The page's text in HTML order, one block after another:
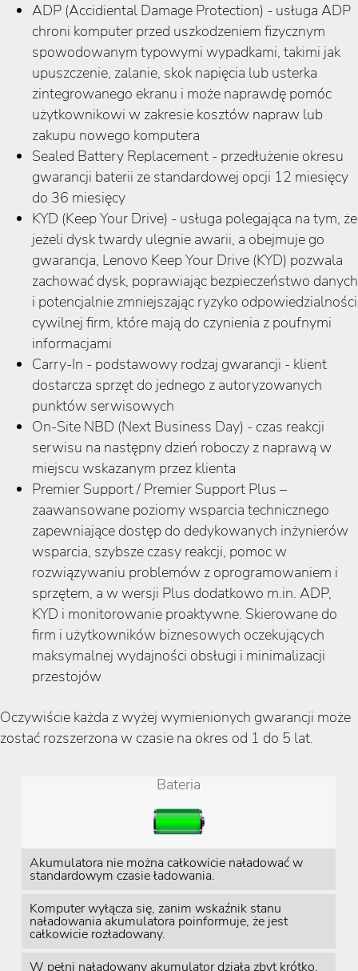
ADP (Accidiental Damage Protection) - usługa ADP
chroni komputer przed uszkodzeniem fizycznym
spowodowanym typowymi wypadkami, takimi jak
upuszczenie, zalanie, skok napięcia lub usterka
zintegrowanego ekranu i może naprawdę pomóc
użytkownikowi w zakresie kosztów napraw lub
zakupu nowego komputera
Sealed Battery Replacement - przedłużenie okresu
gwarancji baterii ze standardowej opcji 12 miesięcy
do 36 miesięcy
KYD (Keep Your Drive) - usługa polegająca na tym, że
jeżeli dysk twardy ulegnie awarii, a obejmuje go
gwarancja, Lenovo Keep Your Drive (KYD) pozwala
zachować dysk, poprawiając bezpieczeństwo danych
i potencjalnie zmniejszając ryzyko odpowiedzialności
cywilnej firm, które mają do czynienia z poufnymi
informacjami
Carry-In - podstawowy rodzaj gwarancji - klient
dostarcza sprzęt do jednego z autoryzowanych
punktów serwisowych
On-Site NBD (Next Business Day) - czas reakcji
serwisu na następny dzień roboczy z naprawą w
miejscu wskazanym przez klienta
Premier Support / Premier Support Plus –
zaawansowane poziomy wsparcia technicznego
zapewniające dostęp do dedykowanych inżynierów
wsparcia, szybsze czasy reakcji, pomoc w
rozwiązywaniu problemów z oprogramowaniem i
sprzętem, a w wersji Plus dodatkowo m.in. ADP,
KYD i monitorowanie proaktywne. Skierowane do
firm i użytkowników biznesowych oczekujących
maksymalnej wydajności obsługi i minimalizacji
przestojów
Oczywiście każda z wyżej wymienionych gwarancji może
zostać rozszerzona w czasie na okres od 1 do 5 lat.
Bateria
Akumulatora nie można całkowicie naładować w
standardowym czasie ładowania.
Komputer wyłącza się, zanim wskaźnik stanu
naładowania akumulatora poinformuje, że jest
całkowicie rozładowany.
W pełni naładowany akumulator działa zbyt krótko.